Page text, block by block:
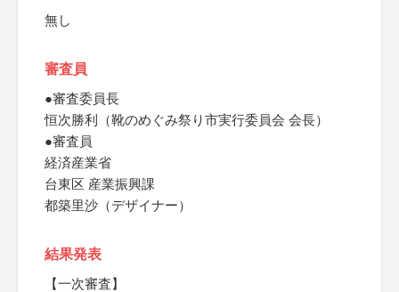
無し
審査員
●審査委員長
恒次勝利（靴のめぐみ祭り市実行委員会 会長）
●審査員
経済産業省
台東区 産業振興課
都築里沙（デザイナー）
結果発表
【一次審査】